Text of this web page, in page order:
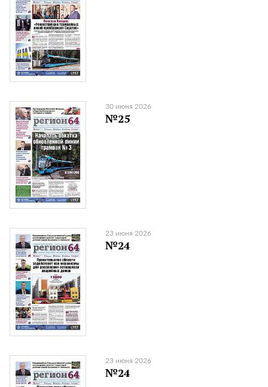
30 июня 2026
№25
23 июня 2026
№24
23 июня 2026
№24